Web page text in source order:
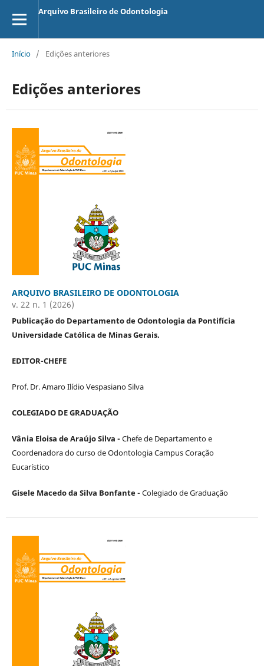
Arquivo Brasileiro de Odontologia
Início / Edições anteriores
Edições anteriores
ARQUIVO BRASILEIRO DE ODONTOLOGIA
v. 22 n. 1 (2026)
Publicação do Departamento de Odontologia da Pontifícia
Universidade Católica de Minas Gerais.
EDITOR-CHEFE
Prof. Dr. Amaro Ilídio Vespasiano Silva
COLEGIADO DE GRADUAÇÃO
Vânia Eloisa de Araújo Silva - Chefe de Departamento e
Coordenadora do curso de Odontologia Campus Coração
Eucarístico
Gisele Macedo da Silva Bonfante - Colegiado de Graduação